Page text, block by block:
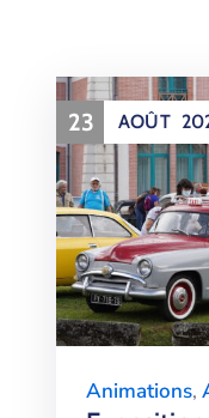
23 AOÛT
Animations,